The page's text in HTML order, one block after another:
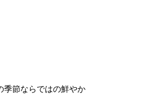
季節ならではの鮮やか